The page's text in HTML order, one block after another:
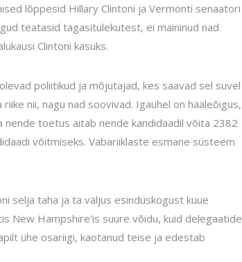
lõppesid Hillary Clintoni ja Vermonti senaatori
teatasid tagasitulekutest, ei maininud nad
Clintoni kasuks.
poliitikud ja mõjutajad, kes saavad sel suvel
nii, nagu nad soovivad. Igaühel on hääleõigus,
toetus aitab nende kandidaadil võita 2382
võitmiseks. Vabariiklaste esmane süsteem
selja taha ja ta väljus esinduskogust kuue
New Hampshire'is suure võidu, kuid delegaatide
ühe osariigi, kaotanud teise ja edestab